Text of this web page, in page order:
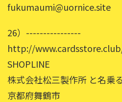
fukumaumi@uornice.site
26）----------------
http://
SHOPLINE
株式会社松三製作所 と名乗
京都府舞鶴市